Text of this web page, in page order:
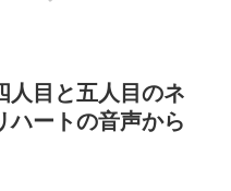
人目と五人目のネ
ハートの音声から